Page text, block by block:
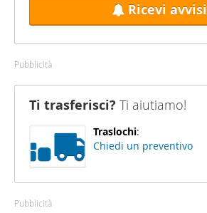
Ricevi avvisi
Pubblicità
Ti trasferisci? Ti aiutiamo!
Traslochi:
Chiedi un preventivo
Pubblicità